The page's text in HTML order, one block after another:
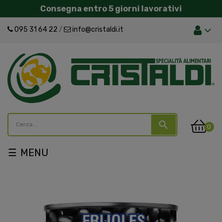
Consegna entro 5 giorni lavorativi
095 31 64 22 / info@cristaldi.it
search 0
navigazione
☰